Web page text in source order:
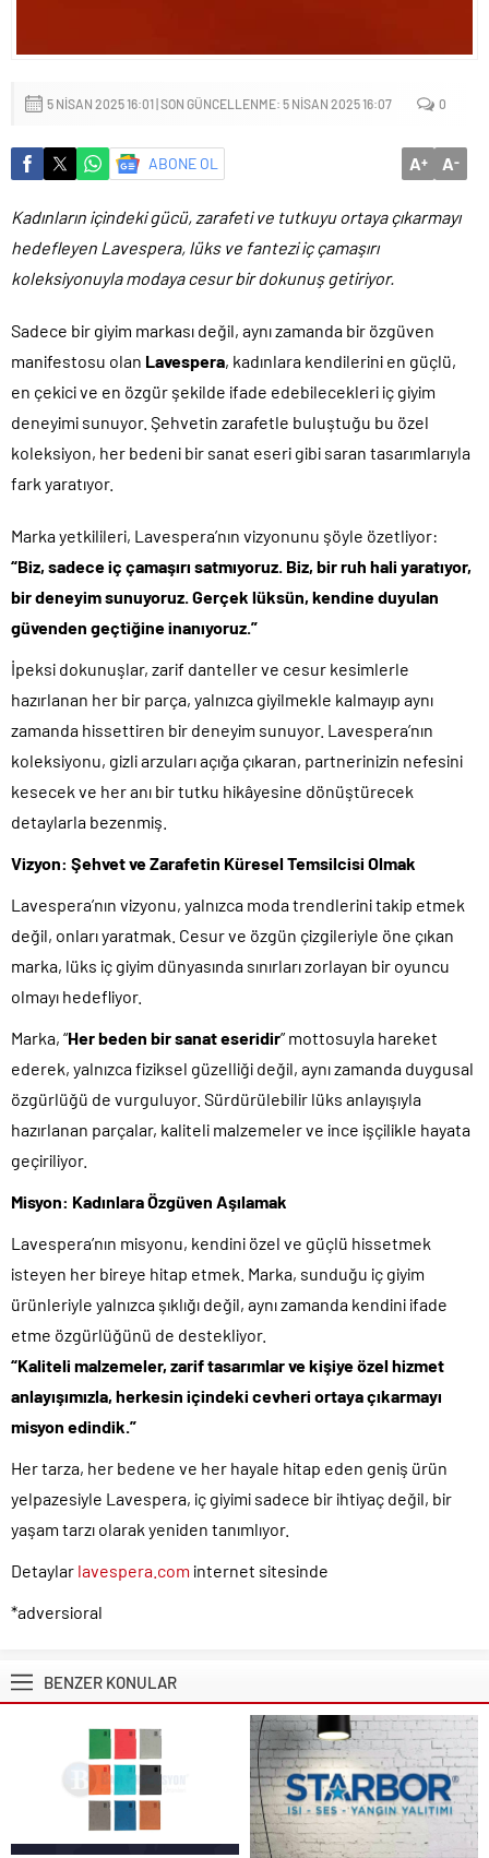
5 NISAN 2025 16:01 | SON GÜNCELLENME: 5 NISAN 2025 16:07 0
ABONE OL A+ A-
Kadınların içindeki gücü, zarafeti ve tutkuyu ortaya çıkarmayı
hedefleyen Lavespera, lüks ve fantezi iç çamaşırı
koleksiyonuyla modaya cesur bir dokunuş getiriyor.
Sadece bir giyim markası değil, aynı zamanda bir özgüven
manifestosu olan Lavespera, kadınlara kendilerini en güçlü,
en çekici ve en özgür şekilde ifade edebilecekleri iç giyim
deneyimi sunuyor. Şehvetin zarafetle buluştuğu bu özel
koleksiyon, her bedeni bir sanat eseri gibi saran tasarımlarıyla
fark yaratıyor.
Marka yetkilileri, Lavespera’nın vizyonunu şöyle özetliyor:
“Biz, sadece iç çamaşırı satmıyoruz. Biz, bir ruh hali yaratıyor,
bir deneyim sunuyoruz. Gerçek lüksün, kendine duyulan
güvenden geçtiğine inanıyoruz.”
İpeksi dokunuşlar, zarif danteller ve cesur kesimlerle
hazırlanan her bir parça, yalnızca giyilmekle kalmayıp aynı
zamanda hissettiren bir deneyim sunuyor. Lavespera’nın
koleksiyonu, gizli arzuları açığa çıkaran, partnerinizin nefesini
kesecek ve her anı bir tutku hikâyesine dönüştürecek
detaylarla bezenmiş.
Vizyon: Şehvet ve Zarafetin Küresel Temsilcisi Olmak
Lavespera’nın vizyonu, yalnızca moda trendlerini takip etmek
değil, onları yaratmak. Cesur ve özgün çizgileriyle öne çıkan
marka, lüks iç giyim dünyasında sınırları zorlayan bir oyuncu
olmayı hedefliyor.
Marka, “Her beden bir sanat eseridir” mottosuyla hareket
ederek, yalnızca fiziksel güzelliği değil, aynı zamanda duygusal
özgürlüğü de vurguluyor. Sürdürülebilir lüks anlayışıyla
hazırlanan parçalar, kaliteli malzemeler ve ince işçilikle hayata
geçiriliyor.
Misyon: Kadınlara Özgüven Aşılamak
Lavespera’nın misyonu, kendini özel ve güçlü hissetmek
isteyen her bireye hitap etmek. Marka, sunduğu iç giyim
ürünleriyle yalnızca şıklığı değil, aynı zamanda kendini ifade
etme özgürlüğünü de destekliyor.
“Kaliteli malzemeler, zarif tasarımlar ve kişiye özel hizmet
anlayışımızla, herkesin içindeki cevheri ortaya çıkarmayı
misyon edindik.”
Her tarza, her bedene ve her hayale hitap eden geniş ürün
yelpazesiyle Lavespera, iç giyimi sadece bir ihtiyaç değil, bir
yaşam tarzı olarak yeniden tanımlıyor.
Detaylar lavespera.com internet sitesinde
*adversioral
BENZER KONULAR